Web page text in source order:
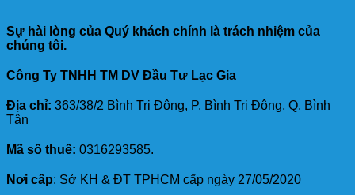
Sự hài lòng của Quý khách chính là trách nhiệm của
chúng tôi.
Công Ty TNHH TM DV Đầu Tư Lạc Gia
Địa chỉ: 363/38/2 Bình Trị Đông, P. Bình Trị Đông, Q. Bình
Tân
Mã số thuế: 0316293585.
Nơi cấp: Sở KH & ĐT TPHCM cấp ngày 27/05/2020